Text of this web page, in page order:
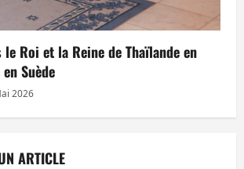
le Roi et la Reine de Thaïlande en
Suède
2026
ARTICLE